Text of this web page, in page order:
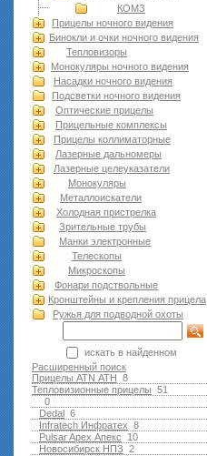
КОМЗ
Прицелы ночного видения
Бинокли и очки ночного видения
Тепловизоры
Монокуляры ночного видения
Насадки ночного видения
Подсветки ночного видения
Оптические прицелы
Прицельные комплексы
Прицелы коллиматорные
Лазерные дальномеры
Лазерные целеуказатели
Монокуляры
Металлоискатели
Холодная пристрелка
Зрительные трубы
Манки электронные
Телескопы
Микроскопы
Фонари подствольные
Кронштейны и крепления прицела
Ружья для подводной оxоты
искать в найденном
Расширенный поиск
8
Прицелы ATN АТН
51
Тепловизионные прицелы
0
6
Dedal
8
Infratech Инфратех
10
Pulsar Apex Апекс
2
Новосибирск НПЗ